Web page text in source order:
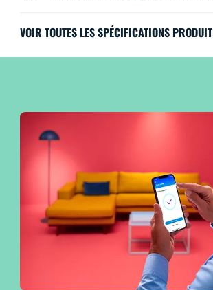
VOIR TOUTES LES SPÉCIFICATIONS PRODUIT